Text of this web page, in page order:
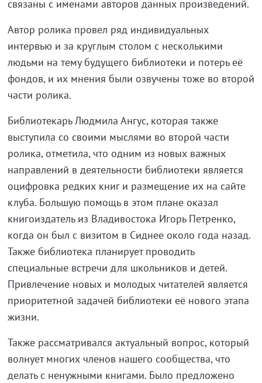
связаны с именами авторов данных произведений.
Автор ролика провел ряд индивидуальных
интервью и за круглым столом с несколькими
людьми на тему будущего библиотеки и потерь её
фондов, и их мнения были озвучены тоже во второй
части ролика.
Библиотекарь Людмила Ангус, которая также
выступила со своими мыслями во второй части
ролика, отметила, что одним из новых важных
направлений в деятельности библиотеки является
оцифровка редких книг и размещение их на сайте
клуба. Большую помощь в этом плане оказал
книгоиздатель из Владивостока Игорь Петренко,
когда он был с визитом в Сиднее около года назад.
Также библиотека планирует проводить
специальные встречи для школьников и детей.
Привлечение новых и молодых читателей является
приоритетной задачей библиотеки её нового этапа
жизни.
Также рассматривался актуальный вопрос, который
волнует многих членов нашего сообщества, что
делать с ненужными книгами. Было предложено